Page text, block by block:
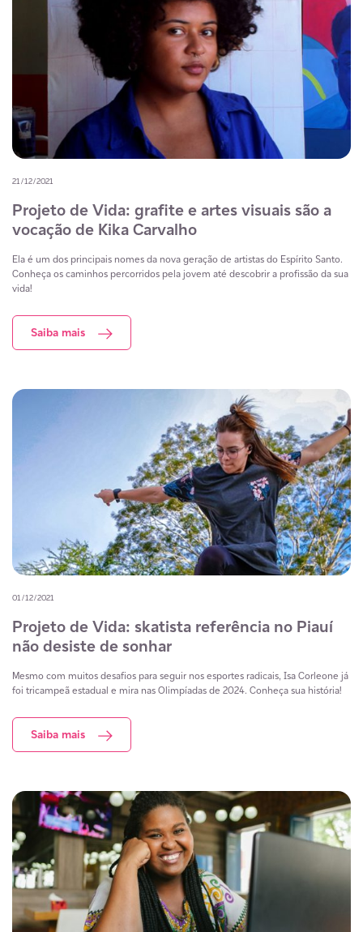
21/12/2021
Projeto de Vida: grafite e artes visuais são a
vocação de Kika Carvalho
Ela é um dos principais nomes da nova geração de artistas do Espírito Santo.
Conheça os caminhos percorridos pela jovem até descobrir a profissão da sua
vida!
Saiba mais
01/12/2021
Projeto de Vida: skatista referência no Piauí
não desiste de sonhar
Mesmo com muitos desafios para seguir nos esportes radicais, Isa Corleone já
foi tricampeã estadual e mira nas Olimpíadas de 2024. Conheça sua história!
Saiba mais